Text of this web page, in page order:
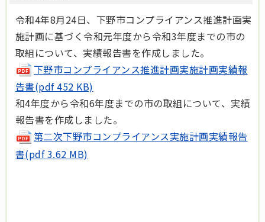
令和4年8月24日、下野市コンプライアンス推進計画実
施計画に基づく令和元年度から令和3年度までの市の
取組について、実績報告書を作成しました。
下野市コンプライアンス推進計画実施計画実績報
告書(pdf 452 KB)
和4年度から令和6年度までの市の取組について、実績
報告書を作成しました。
第二次下野市コンプライアンス実施計画実績報告
書(pdf 3.62 MB)